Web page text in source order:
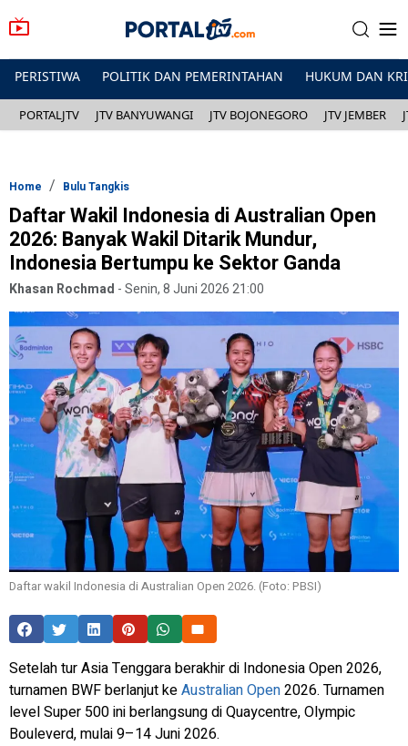
PERISTIWA POLITIK DAN PEMERINTAHAN HUKUM DAN
PORTALJTV JTV BANYUWANGI JTV BOJONEGORO JTV JEMBER
Home Bulu Tangkis
Daftar Wakil Indonesia di Australian Open
2026: Banyak Wakil Ditarik Mundur,
Indonesia Bertumpu ke Sektor Ganda
Khasan Rochmad -Senin, 8 Juni 2026 21:00
Daftar wakil Indonesia di Australian Open 2026. (Foto: PBSI)
Setelah tur Asia Tenggara berakhir di Indonesia Open 2026,
turnamen BWF berlanjut keAustralian Open2026. Turnamen
level Super 500 ini berlangsung di Quaycentre, Olympic
Bouleverd, mulai 9–14 Juni 2026.